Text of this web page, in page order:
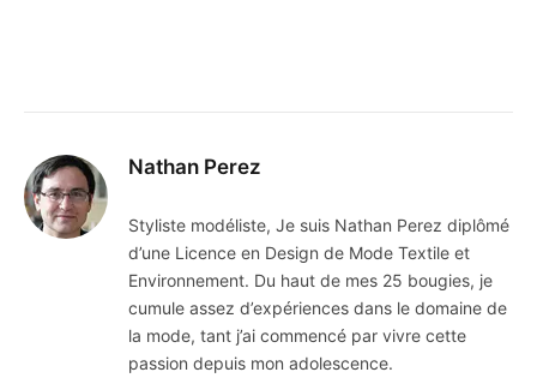
Nathan Perez
Styliste modéliste, Je suis Nathan Perez diplômé
d’une Licence en Design de Mode Textile et
Environnement. Du haut de mes 25 bougies, je
cumule assez d’expériences dans le domaine de
la mode, tant j’ai commencé par vivre cette
passion depuis mon adolescence.